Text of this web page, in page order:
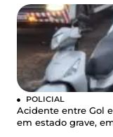
POLICIAL
Acidente entre Gol
em estado grave,